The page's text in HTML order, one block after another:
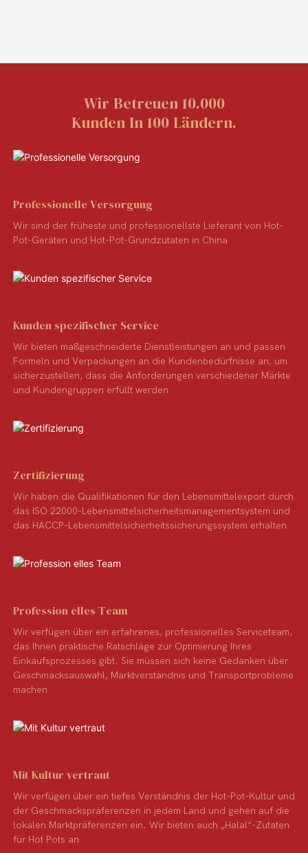
Wir Betreuen 10.000
Kunden In 100 Ländern.
Professionelle Versorgung
Wir sind der früheste und professionellste Lieferant von Hot-
Pot-Geräten und Hot-Pot-Grundzutaten in China
Kunden spezifischer Service
Wir bieten maßgeschneiderte Dienstleistungen an und passen
Formeln und Verpackungen an die Kundenbedürfnisse an, um
sicherzustellen, dass die Anforderungen verschiedener Märkte
und Kundengruppen erfüllt werden
Zertifizierung
Wir haben die Qualifikationen für den Lebensmittelexport durch
das ISO 22000-Lebensmittelsicherheitsmanagementsystem und
das HACCP-Lebensmittelsicherheitssicherungssystem erhalten
Profession elles Team
Wir verfügen über ein erfahrenes, professionelles Serviceteam,
das Ihnen praktische Ratschläge zur Optimierung Ihres
Einkaufsprozesses gibt. Sie müssen sich keine Gedanken über
Geschmacksauswahl, Marktverständnis und Transportprobleme
machen
Mit Kultur vertraut
Wir verfügen über ein tiefes Verständnis der Hot-Pot-Kultur und
der Geschmackspräferenzen in jedem Land und gehen auf die
lokalen Marktpräferenzen ein. Wir bieten auch „Halal“-Zutaten
für Hot Pots an